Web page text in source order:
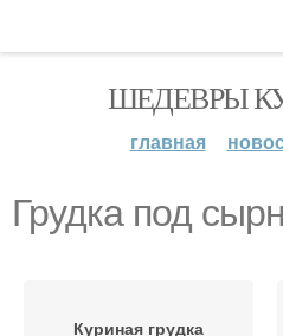
ШЕДЕВРЫ
главная
Грудка под
Куриная грудка